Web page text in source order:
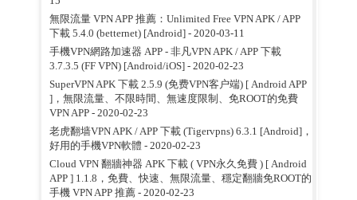
無限流量 VPN APP 推薦：Unlimited Free VPN APK / APP
下載 5.4.0 (betternet) [Android]- 2020-03-11
手機VPN網路加速器 APP - 非凡VPN APK / APP 下載
3.7.3.5 (FF VPN) [Android/iOS]- 2020-02-23
SuperVPN APK 下載 2.5.9 (免费VPN客户端) [ Android APP
]，無限流量、不限時間、無速度限制、免ROOT的免費
VPN APP- 2020-02-23
老虎翻墙VPN APK / APP 下載 (Tigervpns) 6.3.1 [Android]，
好用的手機VPN軟體 - 2020-02-23
Cloud VPN 翻牆神器 APK 下載 ( VPN永久免費 ) [ Android
APP ] 1.1.8，免費、快速、無限流量、穩定翻牆免ROOT的
手機 VPN APP 推薦- 2020-02-23